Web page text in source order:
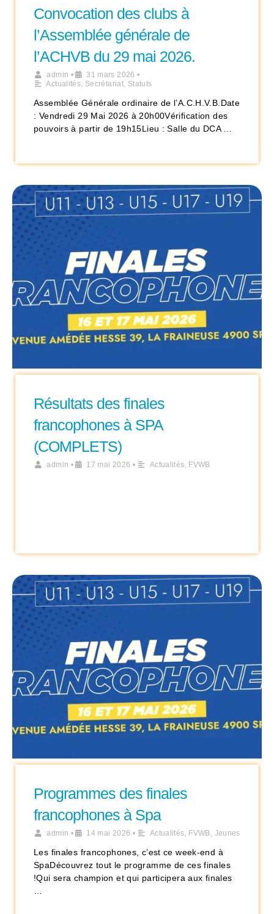
Convocation des clubs à
l’Assemblée générale de
l’ACHVB du 29 mai 2026.
admin • 31 mars 2026 •
Actualités, Secrétariat, Statuts
Assemblée Générale ordinaire de l’A.C.H.V.B.Date
: Vendredi 29 Mai 2026 à 20h00Vérification des
pouvoirs à partir de 19h15Lieu : Salle du DCA …
Résultats des finales
francophones à SPA
(COMPLETS)
admin • 17 mai 2026 • Actualités, FVWB
Programmes des finales
francophones à Spa
admin • 14 mai 2026 • Actualités, FVWB, Jeunes
Les finales francophones, c’est ce week-end à
SpaDécouvrez tout le programme de ces finales
!Qui sera champion et qui participera aux finales
…